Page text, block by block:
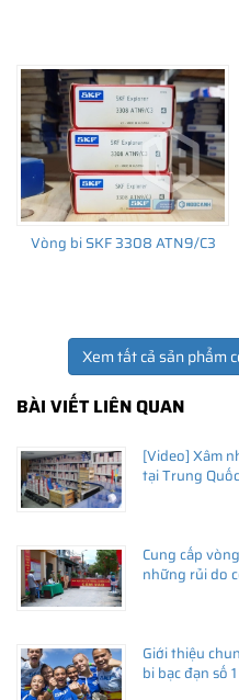
Vòng bi SKF 3308 ATN9/C3
Xem tất cả sản phẩm
BÀI VIẾT LIÊN QUAN
[Video] Xâm
tại Trung Quốc
Cung cấp
những rủi do
Giới thiệu
bi bạc đạn số